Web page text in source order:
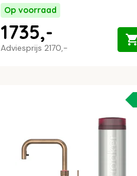
Op voorraad
Adviesprijs 2170,-
1735,-